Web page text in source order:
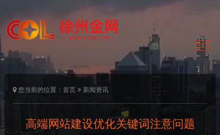
您当前的位置：首页 新闻资讯
高端网站建设优化关键词注意问题